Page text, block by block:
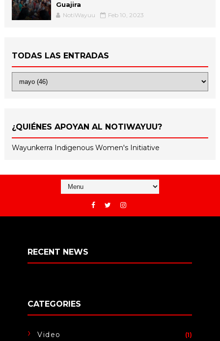
Guajira
NotiWayuu Feb 10, 2023
TODAS LAS ENTRADAS
¿QUIÉNES APOYAN AL NOTIWAYUU?
Wayunkerra Indigenous Women's Initiative
RECENT NEWS
CATEGORIES
Video (1)